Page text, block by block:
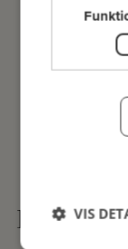
Komiteer
VIS